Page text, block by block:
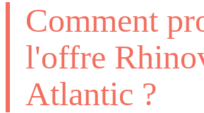
Comment
l'offre
Atlantic ?